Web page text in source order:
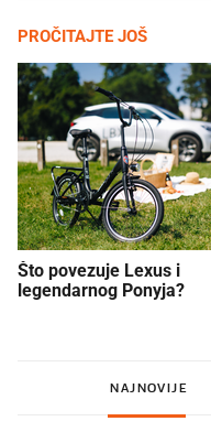
PROČITAJTE JOŠ
Što povezuje Lexus i
legendarnog Ponyja?
NAJNOVIJE